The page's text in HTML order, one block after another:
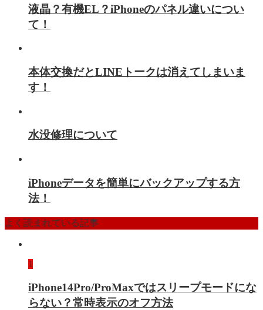
液晶？有機EL？iPhoneのパネル違いについ
て！
本体交換だとLINEトークは消えてしまいま
す！
水没修理について
iPhoneデータを簡単にバックアップする方
法！
よく読まれている記事
1
iPhone14Pro/ProMaxではスリープモードにな
らない？常時表示のオフ方法